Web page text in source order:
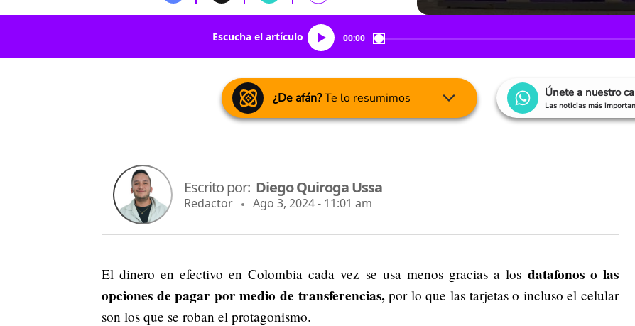
Escucha el artículo 00:00
¿De afán?Te lo resumimos Únete a nuestro
Las noticias más
Escrito por: Diego Quiroga Ussa
Redactor Ago 3, 2024 - 11:01 am
El dinero en efectivo en Colombia cada vez se usa menos gracias a losdatafonos o las
opciones de pagar por medio de transferencias,por lo que las tarjetas o incluso el celular
son los que se roban el protagonismo.